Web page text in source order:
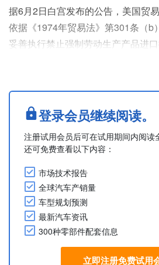
据6月2日白宫发布的公告，美国贸
依据《1974年贸易法》第301条（b
妥善执行禁止强制劳动生产产品进
以下54个国家因未采取或未有效执
令，将被加征12.5%的关税：
阿尔及利亚、安哥拉、阿根廷、澳
孟加拉国、巴西、柬埔寨、智利、....
登录会员继续阅读。
注册试用会员后可在试用期间内阅读
还可免费查看以下内容：
市场技术报告
全球汽车产销量
车型规划预测
最新汽车资讯
300种零部件配套信息
立即注册免费试用